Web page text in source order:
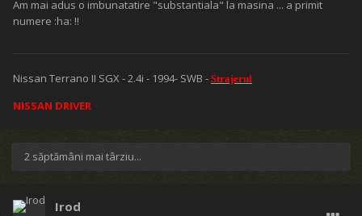
Am mai adus o imbunatatire "substantiala" la masina ... a primit
numere :ha: !!
Nissan Terrano II SGX - 2.4i - 1994- SWB - Strajerul
NISSAN DRIVER
2 săptămâni mai târziu...
Irod